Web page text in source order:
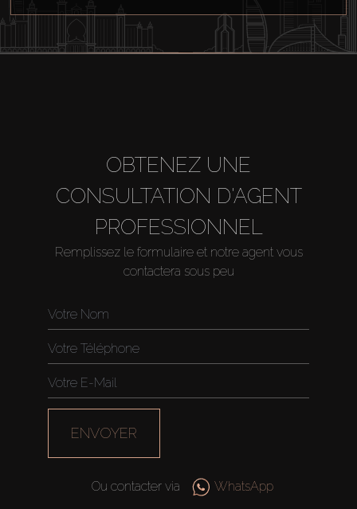
OBTENEZ UNE
CONSULTATION D'AGENT
PROFESSIONNEL
Remplissez le formulaire et notre agent vous
contactera sous peu
ENVOYER
Ou contacter via WhatsApp